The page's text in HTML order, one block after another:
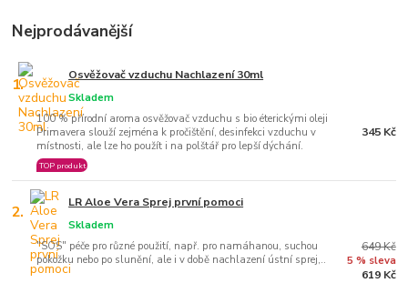
Nejprodávanější
1. Osvěžovač vzduchu Nachlazení 30ml
100 % přírodní aroma osvěžovač vzduchu s bio éterickými oleji
Primavera slouží zejména k pročištění, desinfekci vzduchu v
místnosti, ale lze ho použít i na polštář pro lepší dýchání.
Skladem
TOP produkt
345 Kč
2. LR Aloe Vera Sprej první pomoci
"SOS" péče pro různé použití, např. pro namáhanou, suchou
pokožku nebo po slunění, ale i v době nachlazení ústní sprej,..
Skladem
649 Kč
5 % sleva
619 Kč